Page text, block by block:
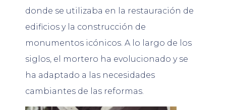
donde se utilizaba en la restauración de
edificios y la construcción de
monumentos icónicos. A lo largo de los
siglos, el mortero ha evolucionado y se
ha adaptado a las necesidades
cambiantes de las reformas.